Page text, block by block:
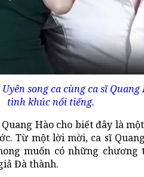
song ca cùng ca sĩ
tình khúc nổi tiếng.
Hào cho biết đây là
Từ một lời mời, ca sĩ
muốn có những
Đà thành.